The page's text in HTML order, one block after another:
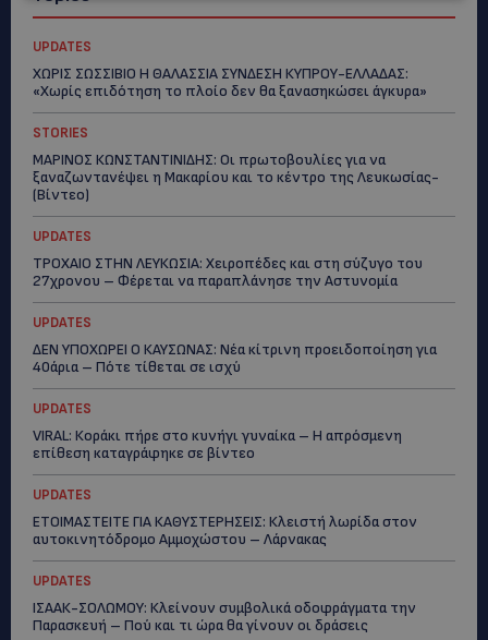
UPDATES
ΧΩΡΙΣ ΣΩΣΣΙΒΙΟ Η ΘΑΛΑΣΣΙΑ ΣΥΝΔΕΣΗ ΚΥΠΡΟΥ-ΕΛΛΑΔΑΣ:
«Χωρίς επιδότηση το πλοίο δεν θα ξανασηκώσει άγκυρα»
STORIES
ΜΑΡΙΝΟΣ ΚΩΝΣΤΑΝΤΙΝΙΔΗΣ: Οι πρωτοβουλίες για να
ξαναζωντανέψει η Μακαρίου και το κέντρο της Λευκωσίας-
(Βίντεο)
UPDATES
ΤΡΟΧΑΙΟ ΣΤΗΝ ΛΕΥΚΩΣΙΑ: Χειροπέδες και στη σύζυγο του
27χρονου – Φέρεται να παραπλάνησε την Αστυνομία
UPDATES
ΔΕΝ ΥΠΟΧΩΡΕΙ Ο ΚΑΥΣΩΝΑΣ: Νέα κίτρινη προειδοποίηση για
40άρια – Πότε τίθεται σε ισχύ
UPDATES
VIRAL: Κοράκι πήρε στο κυνήγι γυναίκα – Η απρόσμενη
επίθεση καταγράφηκε σε βίντεο
UPDATES
ΕΤΟΙΜΑΣΤΕΙΤΕ ΓΙΑ ΚΑΘΥΣΤΕΡΗΣΕΙΣ: Κλειστή λωρίδα στον
αυτοκινητόδρομο Αμμοχώστου – Λάρνακας
UPDATES
ΙΣΑΑΚ-ΣΟΛΩΜΟΥ: Κλείνουν συμβολικά οδοφράγματα την
Παρασκευή – Πού και τι ώρα θα γίνουν οι δράσεις